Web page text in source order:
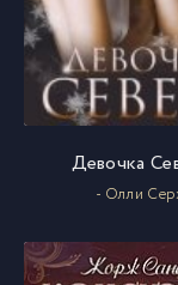
Девочка
- Олли